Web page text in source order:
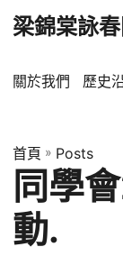
梁錦棠詠
關於我們 歷史
首頁 » Posts
同學
動.